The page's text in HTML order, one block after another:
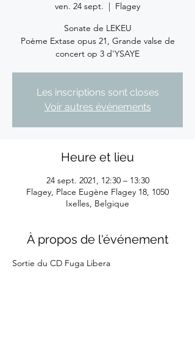
ven. 24 sept.
  |
Flagey
Sonate de LEKEU
Poème Extase opus 21, Grande valse de
concert op 3 d'YSAYE
Les inscriptions sont closes
Voir autres événements
Heure et lieu
24 sept. 2021, 12:30 – 13:30
Flagey, Place Eugène Flagey 18, 1050
Ixelles, Belgique
À propos de l'événement
Sortie du CD Fuga Libera